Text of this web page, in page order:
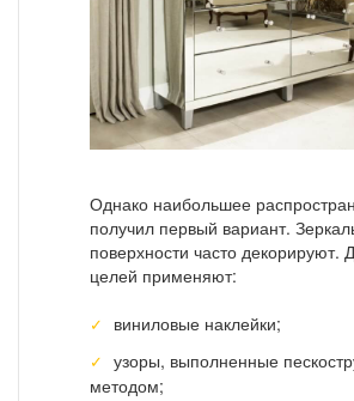
Однако наибольшее
получил первый вариант.
поверхности часто декорируют.
целей применяют:
виниловые наклейки;
узоры, выполненные
методом;